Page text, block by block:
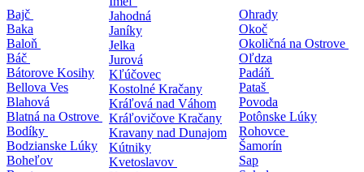
Bajč
Baka
Baloň
Báč
Bátorove Kosihy
Bellova Ves
Blahová
Blatná na Ostrove
Bodíky
Bodzianske Lúky
Boheľov
Jahodná
Janíky
Jelka
Jurová
Kľúčovec
Kostolné Kračany
Kráľová nad Váhom
Kráľovičove Kračany
Kravany nad Dunajom
Kútniky
Kvetoslavov
Ohrady
Okoč
Okoličná na Ostrove
Oľdza
Padáň
Pataš
Povoda
Potônske Lúky
Rohovce
Šamorín
Sap